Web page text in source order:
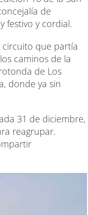
de
festivo y cordial.
circuito que partía
caminos de la
de Los
donde ya sin
31 de diciembre,
reagrupar.